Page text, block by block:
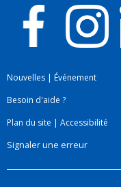
Nouvelles | Événement
Besoin d'aide ?
Plan du site | Accessibilité
Signaler une erreur